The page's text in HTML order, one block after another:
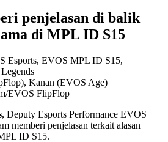
penjelasan di balik
di MPL ID S15
Kanan (EVOS Age) |
EVOS FlipFlop
, Deputy Esports Performance EVOS
memberi penjelasan terkait alasan
ID S15.